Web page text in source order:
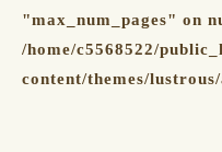
"max_num_pages" on
/home/c5568522/
content/themes/